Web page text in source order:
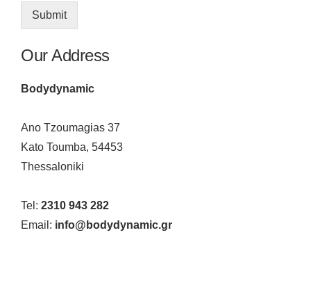
Submit
Our Address
Bodydynamic
Ano Tzoumagias 37
Kato Toumba, 54453
Thessaloniki
Tel: 2310 943 282
Email: info@bodydynamic.gr